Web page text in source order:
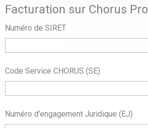
Facturation sur Chorus Pro
Numéro de SIRET
Code Service CHORUS (SE)
Numéro d'engagement Juridique (EJ)